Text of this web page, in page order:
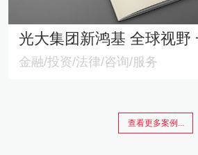
光大集团新鸿基 全球视野
金融/投资/法律/咨询/服务
查看更多案例...